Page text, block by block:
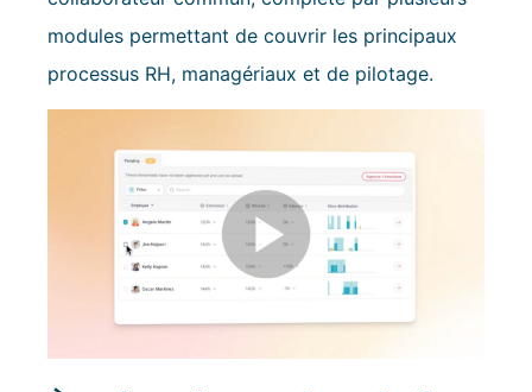
modules permettant de couvrir les principaux
processus RH, managériaux et de pilotage.